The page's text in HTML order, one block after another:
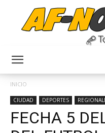
INICIO
CIUDAD DEPORTES
FECHA 5